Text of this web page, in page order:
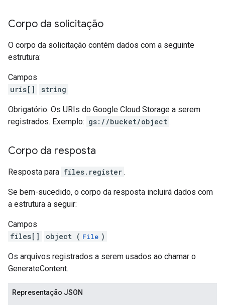
Corpo da solicitação
O corpo da solicitação contém dados com a seguinte
estrutura:
Campos
uris[]
string
Obrigatório. Os URIs do Google Cloud Storage a serem
registrados. Exemplo: gs://bucket/object .
Corpo da resposta
Resposta para files.register .
Se bem-sucedido, o corpo da resposta incluirá dados com
a estrutura a seguir:
Campos
files[]
object ( File )
Os arquivos registrados a serem usados ao chamar o
GenerateContent.
Representação JSON